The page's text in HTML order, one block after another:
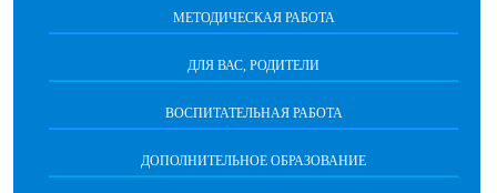
МЕТОДИЧЕСКАЯ РАБОТА
ДЛЯ ВАС, РОДИТЕЛИ
ВОСПИТАТЕЛЬНАЯ РАБОТА
ДОПОЛНИТЕЛЬНОЕ ОБРАЗОВАНИЕ